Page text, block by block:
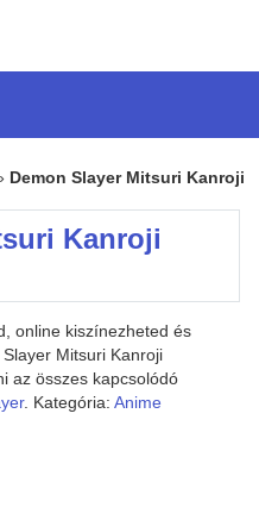
Demon Slayer Mitsuri Kanroji
Kanroji
online kiszínezheted és
Mitsuri Kanroji
az összes kapcsolódó
. Kategória: Anime